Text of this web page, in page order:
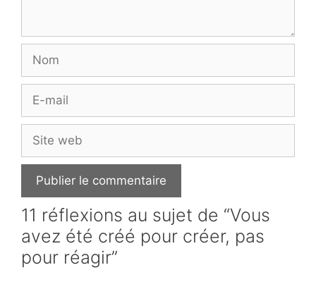
Nom
Site
web
11 réflexions au sujet de “Vous
avez été créé pour créer, pas
pour réagir”